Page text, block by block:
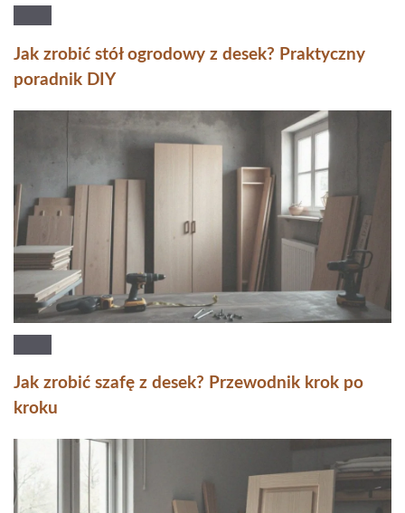
Jak zrobić stół ogrodowy z desek? Praktyczny
poradnik DIY
Jak zrobić szafę z desek? Przewodnik krok po
kroku